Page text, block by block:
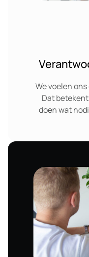
We voelen
Dat
doen wat